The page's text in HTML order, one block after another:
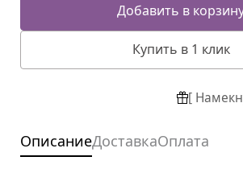
Добавить в
Купить в 1 клик
[
ОписаниеДоставкаОплата